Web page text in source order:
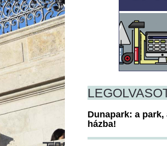
Dunapark: a
házba!